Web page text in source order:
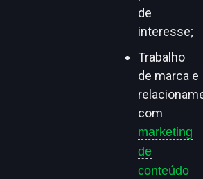
de
interesse;
Trabalho
de marca e
com
marketing
de
conteúdo